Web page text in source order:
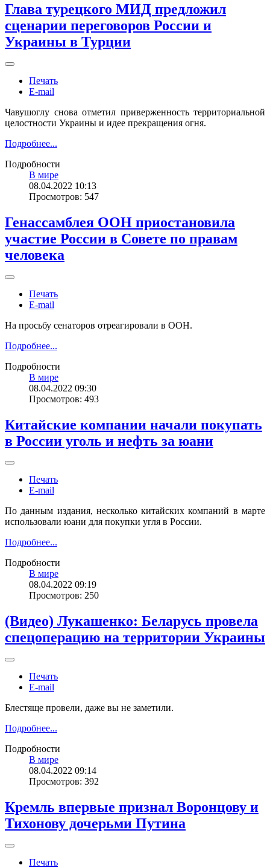
Глава турецкого МИД предложил
сценарии переговоров России и
Украины в Турции
Печать
E-mail
Чавушоглу снова отметил приверженность территориальной
целостности Украины и идее прекращения огня.
Подробнее...
Подробности
В мире
08.04.2022 10:13
Просмотров: 547
Генассамблея ООН приостановила
участие России в Совете по правам
человека
Печать
E-mail
На просьбу сенаторов отреагировали в ООН.
Подробнее...
Подробности
В мире
08.04.2022 09:30
Просмотров: 493
Китайские компании начали покупать
в России уголь и нефть за юани
Печать
E-mail
По данным издания, несколько китайских компаний в марте
использовали юани для покупки угля в России.
Подробнее...
Подробности
В мире
08.04.2022 09:19
Просмотров: 250
(Видео) Лукашенко: Беларусь провела
спецоперацию на территории Украины
Печать
E-mail
Блестяще провели, даже вы не заметили.
Подробнее...
Подробности
В мире
08.04.2022 09:14
Просмотров: 392
Кремль впервые признал Воронцову и
Тихонову дочерьми Путина
Печать